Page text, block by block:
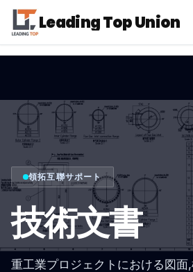
Leading Top Union
領拓互聯サポート
技術文書
重工業プロジェクトにおける図面